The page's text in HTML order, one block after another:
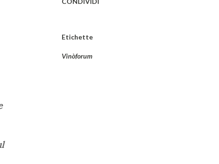
Etichette
Vinòforum